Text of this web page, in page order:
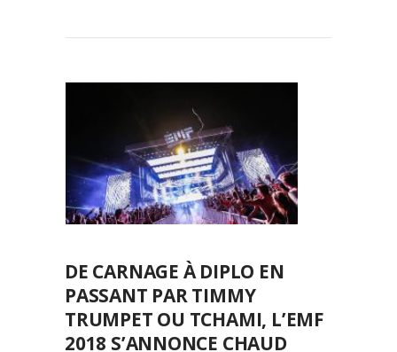
DE CARNAGE À DIPLO EN
PASSANT PAR TIMMY
TRUMPET OU TCHAMI, L’EMF
2018 S’ANNONCE CHAUD